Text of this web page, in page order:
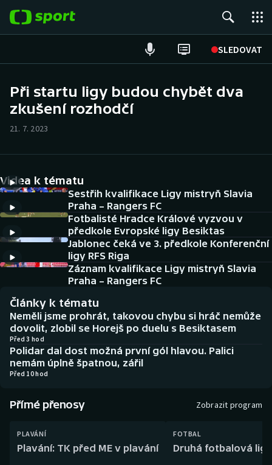
SLEDOVAT
Hokej
Cyklistika
DALŠÍ SPORTY
Americký fotbal
Baseball a softbal
Basketbal
Biatlon
Boby a skeleton
Box
Curling
NEPŘEHLÉDNĚTE
Historické návraty
Aplikace ČT sport
AZ kvíz
Při startu ligy budou chybět dva
zkušení rozhodčí
21. 7. 2023
Videa k tématu
Sestřih kvalifikace Ligy mistryň Slavia
Praha – Rangers FC
Fotbalisté Hradce Králové vyzvou v
předkole Evropské ligy Besiktas
Jablonec čeká ve 3. předkole Konferenční
ligy RFS Riga
Záznam kvalifikace Ligy mistryň Slavia
Praha – Rangers FC
Články k tématu
Neměli jsme prohrát, takovou chybu si hráč nemůže
dovolit, zlobil se Horejš po duelu s Besiktasem
Před 3 hod
Polidar dal dost možná první gól hlavou. Palici
nemám úplně špatnou, zářil
Před 10 hod
Přímé přenosy Zobrazit program
PLAVÁNÍ
Plavání: TK před ME v plavání
FOTBAL
Druhá fotbalová